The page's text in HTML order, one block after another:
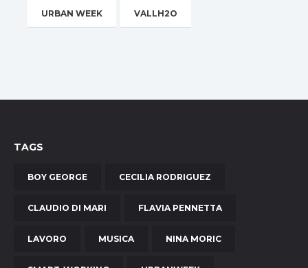
URBAN WEEK VALLH2O
TAGS
BOY GEORGE CECILIA RODRIGUEZ
CLAUDIO DI MARI FLAVIA PENNETTA
LAVORO MUSICA NINA MORIC